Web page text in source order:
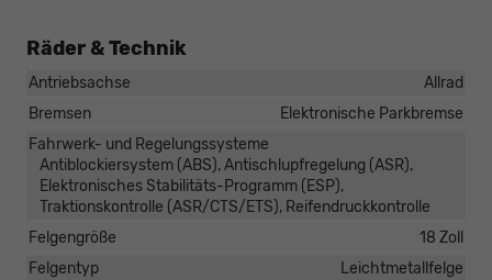
Räder & Technik
Antriebsachse
Allrad
Bremsen
Elektronische Parkbremse
Fahrwerk- und Regelungssysteme
Antiblockiersystem (ABS), Antischlupfregelung (ASR),
Elektronisches Stabilitäts-Programm (ESP),
Traktionskontrolle (ASR/CTS/ETS), Reifendruckkontrolle
Felgengröße
18 Zoll
Felgentyp
Leichtmetallfelge